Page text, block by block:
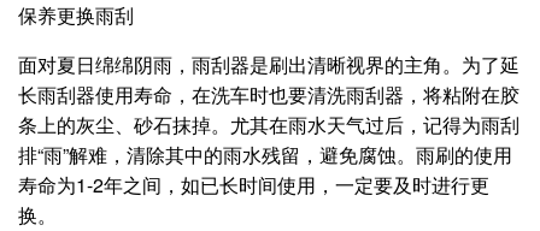
保养更换雨刮
面对夏日绵绵阴雨，雨刮器是刷出清晰视界的主角。为了延
长雨刮器使用寿命，在洗车时也要清洗雨刮器，将粘附在胶
条上的灰尘、砂石抹掉。尤其在雨水天气过后，记得为雨刮
排“雨”解难，清除其中的雨水残留，避免腐蚀。雨刷的使用
寿命为1-2年之间，如已长时间使用，一定要及时进行更
换。